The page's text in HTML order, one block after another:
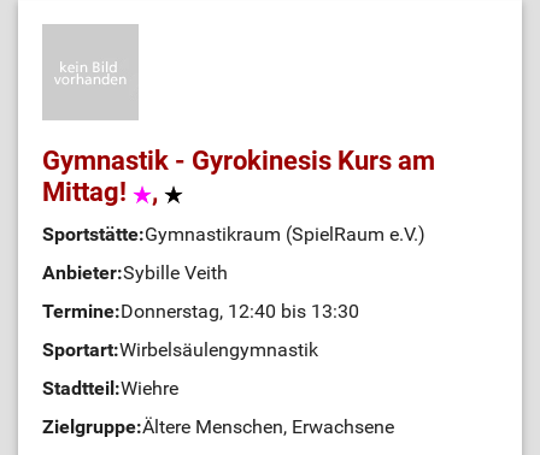
Gymnastik - Gyrokinesis Kurs am
Mittag!
,
Sportstätte:Gymnastikraum (SpielRaum e.V.)
Anbieter:Sybille Veith
Termine:Donnerstag, 12:40 bis 13:30
Sportart:Wirbelsäulengymnastik
Stadtteil:Wiehre
Zielgruppe:Ältere Menschen, Erwachsene